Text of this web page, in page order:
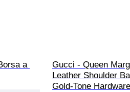
a
Gucci - Queen
Leather Shoulder
Gold-Tone